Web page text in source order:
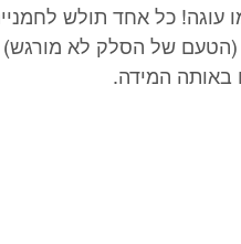
כל אחד תולש
של הסלק לא
המידה.